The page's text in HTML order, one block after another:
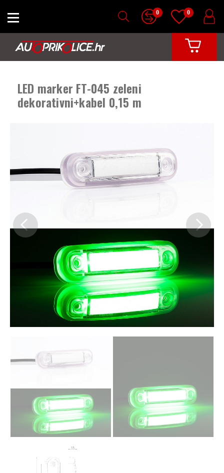
0 0
LED marker FT-045 zeleni
dekorativni+kabel 0,15 m
Previous Next